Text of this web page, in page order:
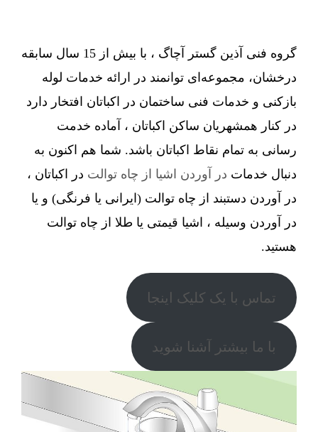
گروه فنی آذین گستر آچاگ ، با بیش از 15 سال سابقه
درخشان، مجموعه‌ای توانمند در ارائه خدمات لوله
بازکنی و خدمات فنی ساختمان در اکباتان افتخار دارد
در کنار همشهریان ساکن اکباتان ، آماده خدمت
رسانی به تمام نقاط اکباتان باشد. شما هم اکنون به
دنبال خدمات در آوردن اشیا از چاه توالت در اکباتان ،
در آوردن دستبند از چاه توالت (ایرانی یا فرنگی) و یا
در آوردن وسیله ، اشیا قیمتی یا طلا از چاه توالت
هستید.
تماس با یک کلیک اینجا
با ما بیشتر آشنا شوید